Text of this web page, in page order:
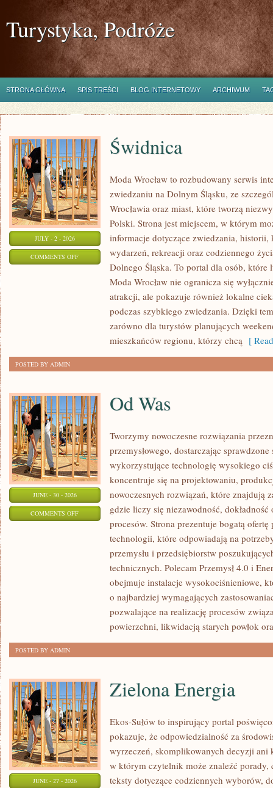
Turystyka, Podróże
STRONA GŁÓWNA SPIS TREŚCI BLOG INTERNETOWY ARCHIWUM
JULY - 2 - 2026
COMMENTS OFFON
Świdnica
Moda Wrocław to rozbudowany serwis
zwiedzaniu na Dolnym Śląsku, ze
Wrocławia oraz miast, które tworzą
Polski. Strona jest miejscem, w którym
informacje dotyczące zwiedzania,
wydarzeń, rekreacji oraz codziennego
Dolnego Śląska. To portal dla osób, które
Moda Wrocław nie ogranicza się
atrakcji, ale pokazuje również lokalne
podczas szybkiego zwiedzania. Dzięki
zarówno dla turystów planujących
mieszkańców regionu, którzy chcą [
POSTED BY ADMIN
JUNE - 30 - 2026
COMMENTS OFFON
Od Was
Tworzymy nowoczesne rozwiązania
przemysłowego, dostarczając
wykorzystujące technologię wysokiego
koncentruje się na projektowaniu,
nowoczesnych rozwiązań, które znajdują
gdzie liczy się niezawodność,
procesów. Strona prezentuje bogatą ofertę
technologii, które odpowiadają na
przemysłu i przedsiębiorstw
technicznych. Polecam Przemysł 4.0 i
obejmuje instalacje wysokociśnieniowe,
o najbardziej wymagających
pozwalające na realizację procesów
powierzchni, likwidacją starych powłok
POSTED BY ADMIN
JUNE - 27 - 2026
Zielona Energia
Ekos-Sułów to inspirujący portal
pokazuje, że odpowiedzialność za
wyrzeczeń, skomplikowanych decyzji ani
w którym czytelnik może znaleźć porady,
teksty dotyczące codziennych wyborów,